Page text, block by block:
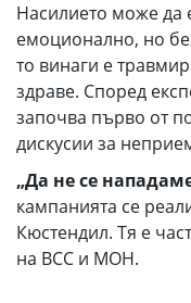
Насилието може да
емоционално, но
то винаги е
здраве. Според
започва първо от
дискусии за
„Да несе
кампанията се
Кюстендил. Тя е
на ВСС и МОН.